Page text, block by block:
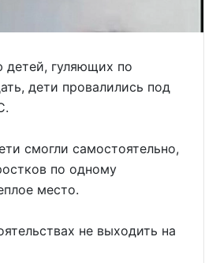
гуляющих по
дети провалились под
смогли самостоятельно,
по одному
место.
не выходить на